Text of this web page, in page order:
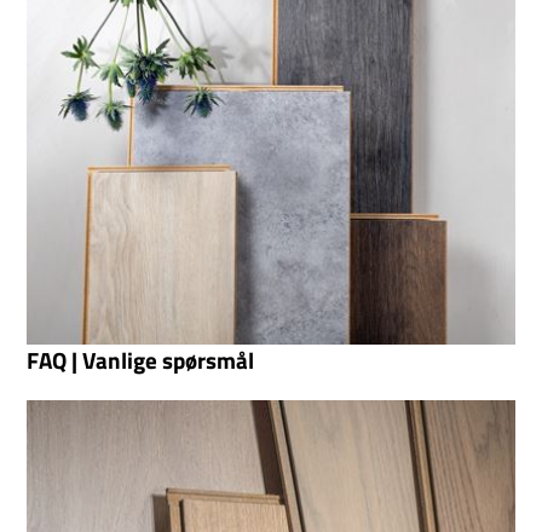
FAQ | Vanlige spørsmål